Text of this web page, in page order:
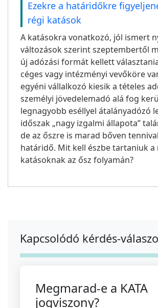
Ezekre a határidőkre
régi katások
A katásokra vonatkozó, jól ismert
változások szerint szeptembertől
új adózási formát kellett
céges vagy intézményi vevőköre
egyéni vállalkozó kiesik a tételes
személyi jövedelemadó alá fog
legnagyobb eséllyel átalányadózó
időszak „nagy izgalmi állapota”
de az őszre is marad bőven
határidő. Mit kell észbe tartaniuk a
katásoknak az ősz folyamán?
Kapcsolódó kérdés-
Megmarad-e a KATA
jogviszony?